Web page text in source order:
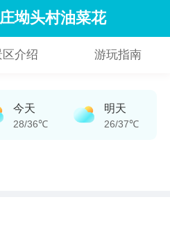
坳头村油菜花
区介绍 游玩指南
今天
28/36℃
明天
26/37℃